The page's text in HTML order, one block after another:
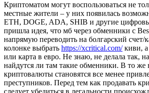
Криптоматом могут воспользоваться не
местные жители – у них появилась
ETH, DOGE, ADA, SHIB и другие
пришла идея, что мб через обменники с
напрямую переводить на болгарский счет/
колонке выбрать https://xcritical.com/киви, а
или карта в евро. Не знаю, не делала так,
найдутся ли там такие обменники. В то же
криптовалюты становятся все менее
преступников. Перед тем как продавать